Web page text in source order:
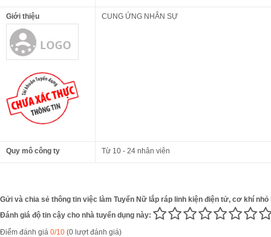
Giới thiệu CUNG ỨNG NHÂN SỰ
Quy mô công ty Từ 10 - 24 nhân viên
Gửi và chia sẻ thông tin việc làm Tuyển Nữ lắp ráp linh kiện điện tử, cơ khí nhỏ
Đánh giá độ tin cậy cho nhà tuyển dụng này:
Điểm đánh giá 0/10 (0 lượt đánh giá)